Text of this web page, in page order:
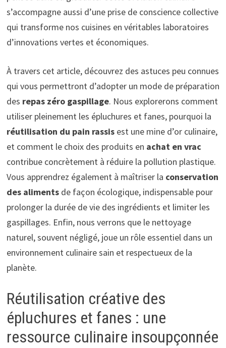
s’accompagne aussi d’une prise de conscience collective
qui transforme nos cuisines en véritables laboratoires
d’innovations vertes et économiques.
À travers cet article, découvrez des astuces peu connues
qui vous permettront d’adopter un mode de préparation
des repas zéro gaspillage. Nous explorerons comment
utiliser pleinement les épluchures et fanes, pourquoi la
réutilisation du pain rassisest une mine d’or culinaire,
et comment le choix des produits en achat en vrac
contribue concrètement à réduire la pollution plastique.
Vous apprendrez également à maîtriser la conservation
des alimentsde façon écologique, indispensable pour
prolonger la durée de vie des ingrédients et limiter les
gaspillages. Enfin, nous verrons que le nettoyage
naturel, souvent négligé, joue un rôle essentiel dans un
environnement culinaire sain et respectueux de la
planète.
Réutilisation créative des
épluchures et fanes : une
ressource culinaire insoupçonnée